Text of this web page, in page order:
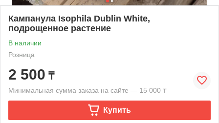
Кампанула Isophila Dublin White,
подрощенное растение
В наличии
Розница
2 500 ₸
Минимальная сумма заказа на сайте — 15 000 ₸
Купить